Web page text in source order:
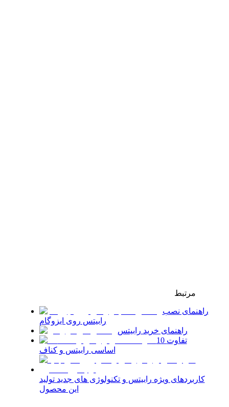
مرتبط
راهنمای نصب
رابیتس روی ایزوگام
راهنمای خرید رابیتس
10 تفاوت
اساسی رابیتس و کناف
کاربردهای ویژه رابیتس و تکنولوژی های جدید تولید
این محصول